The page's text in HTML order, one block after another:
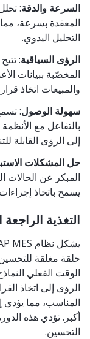
السرعة والدقة:
المعقدة بسرعة،
التحليل اليدوي.
الرؤى السياقية:
المخصّبة ببيانات
والمبيعات اتخاذ
سهولة الوصول:
بالتفاعل مع
إلى الرؤى القابلة
حل المشكلات
المبكر عن الحالات
يسمح باتخاذ
التغذية
حلقة مغلقة
الوقت الفعلي
الرؤى إلى اتخاذ
المناسب، مما يؤدي
أكبر. تؤدي هذه
التحسين.